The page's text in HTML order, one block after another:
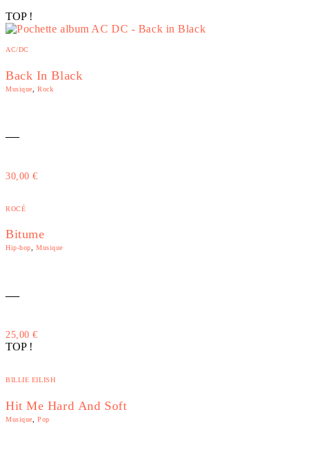
TOP !
AC/DC
Back In Black
Musique ,Rock
—
30,00€
ROCÉ
Bitume
Hip-hop,Musique
—
25,00€
TOP !
BILLIE EILISH
Hit Me Hard And Soft
Musique ,Pop